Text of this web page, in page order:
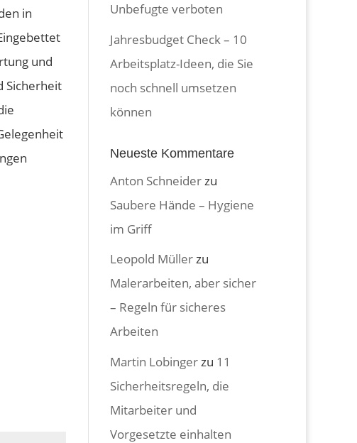
in
und
Sicherheit
Unbefugte verboten
Jahresbudget Check – 10
Arbeitsplatz-Ideen, die Sie
noch schnell umsetzen
können
Neueste Kommentare
Anton Schneider zu
Saubere Hände – Hygiene
im Griff
Leopold Müllerzu
Malerarbeiten, aber sicher
– Regeln für sicheres
Arbeiten
Martin Lobinger zu 11
Sicherheitsregeln, die
Mitarbeiter und
Vorgesetzte einhalten